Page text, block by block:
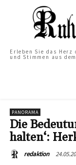
Erleben Sie das
und Stimmen aus
PANORAMA
Die
halten‘:
redaktion